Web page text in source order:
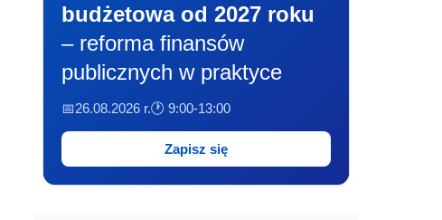
budżetowa od 2027 roku
– reforma finansów
publicznych w praktyce
📅26.08.2026 r.🕐 9:00-13:00
Zapisz się